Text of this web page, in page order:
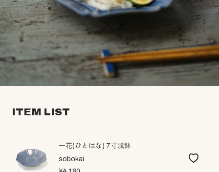
ITEM LIST
一花(ひとはな) 7寸浅鉢
sobokai